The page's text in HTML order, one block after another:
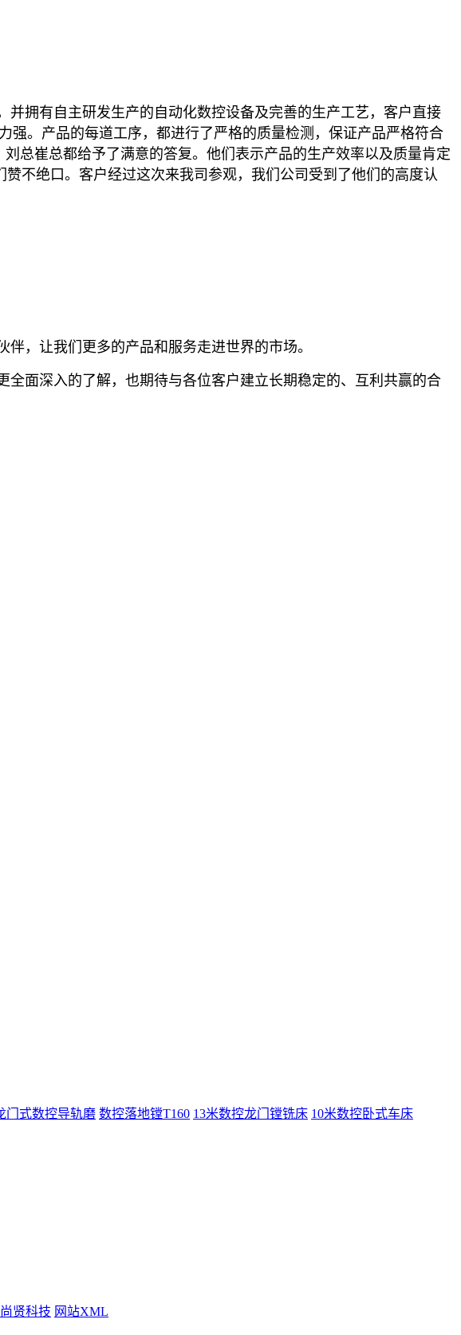
拥有自主研发生产的自动化数控设备及完善的生产工艺，客户直接
。产品的每道工序，都进行了严格的质量检测，保证产品严格符合
总崔总都给予了满意的答复。他们表示产品的生产效率以及质量肯定
不绝口。客户经过这次来我司参观，我们公司受到了他们的高度认
，让我们更多的产品和服务走进世界的市场。
面深入的了解，也期待与各位客户建立长期稳定的、互利共赢的合
门式数控导轨磨 数控落地镗T160 13米数控龙门镗铣床 10米数控卧式车床
贤科技 网站XML